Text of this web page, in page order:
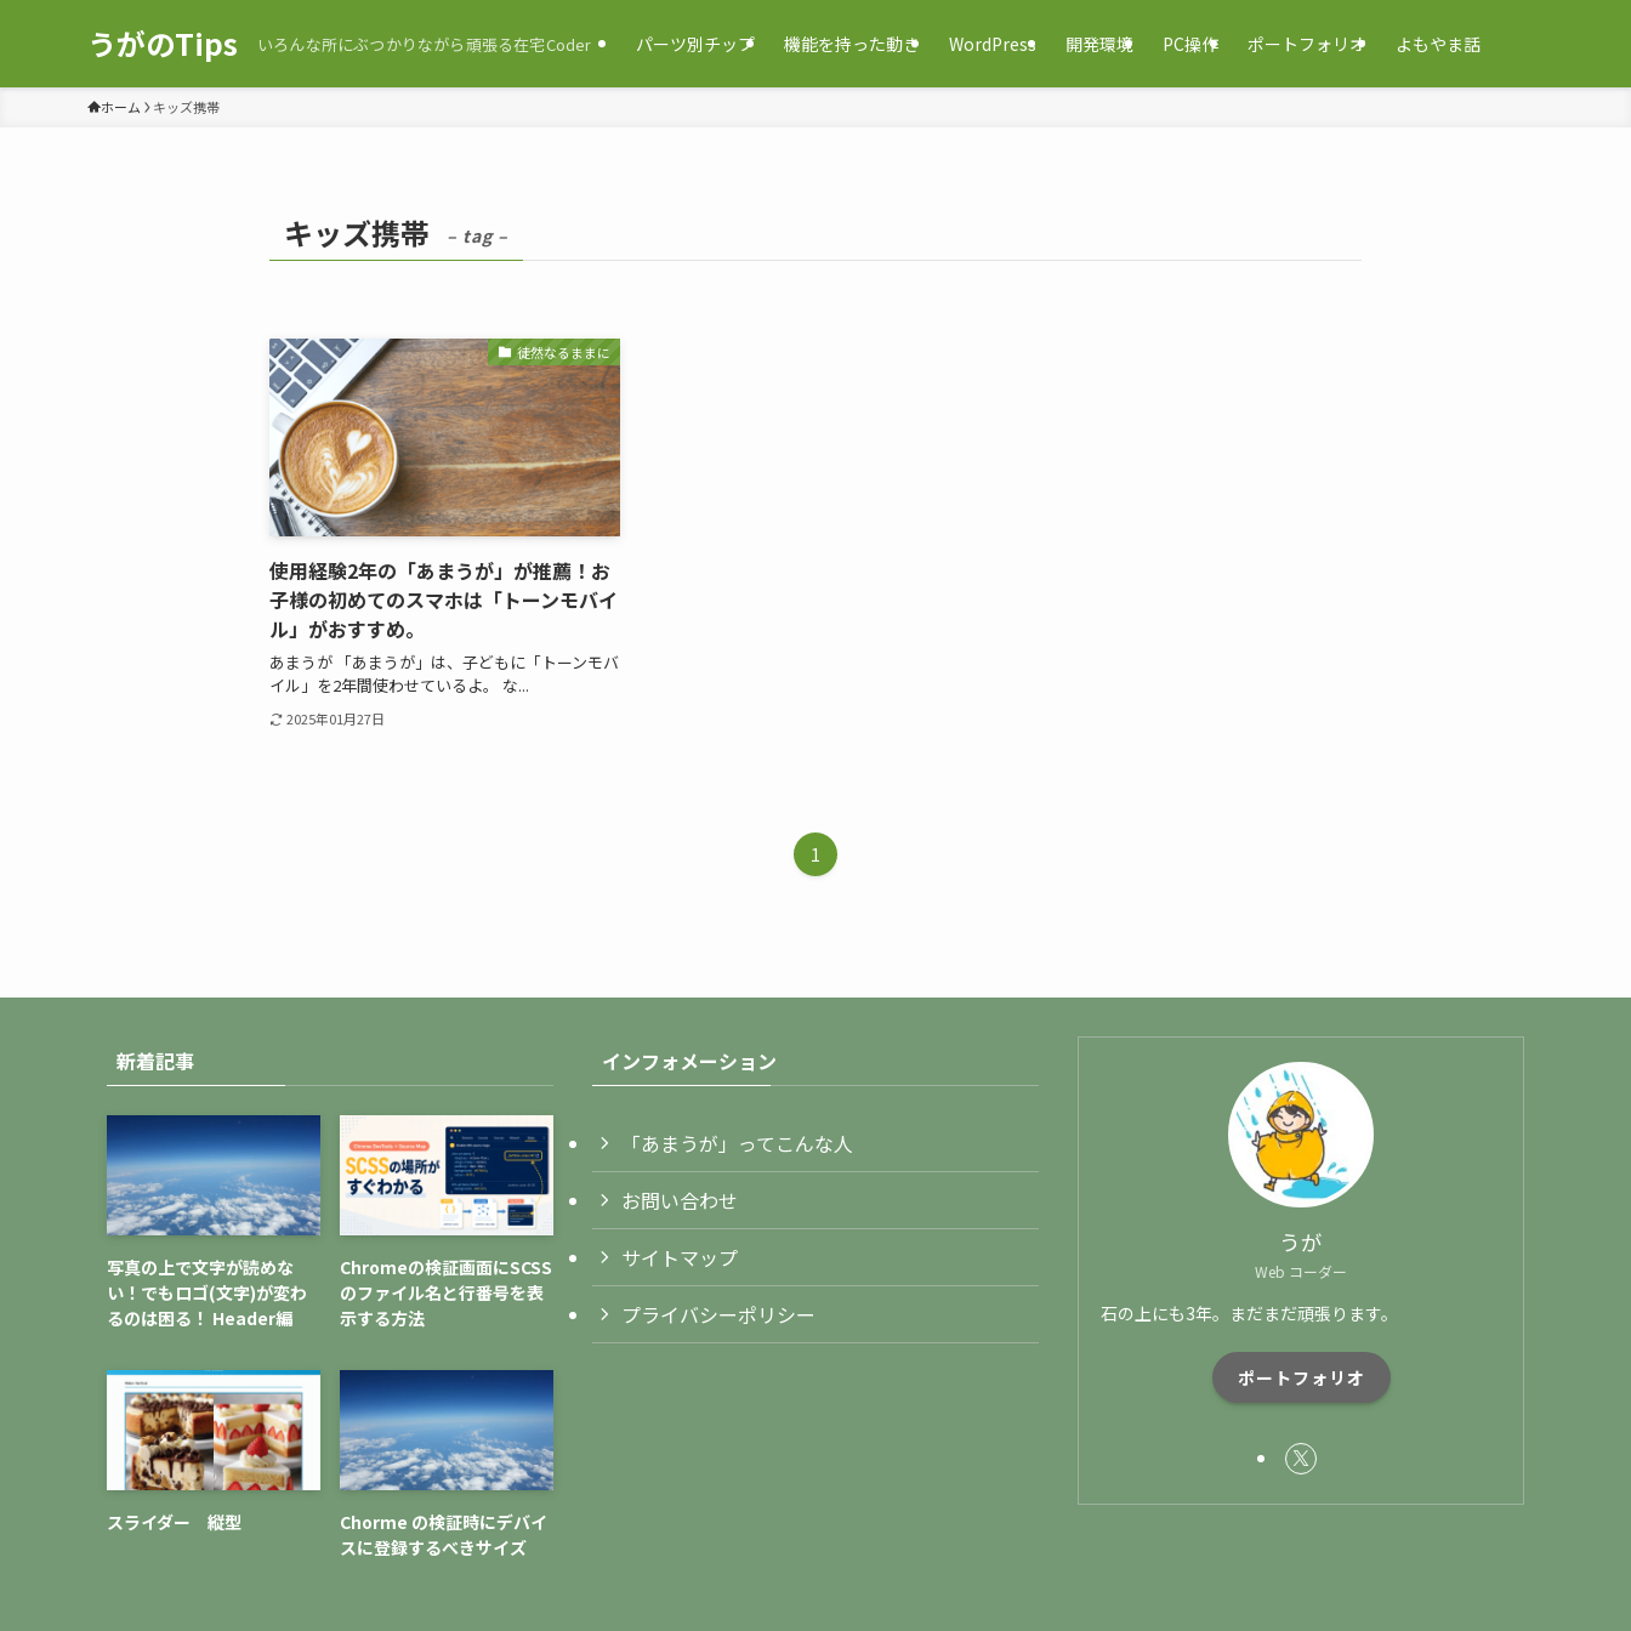
うがのTips いろんな所にぶつかりながら頑張る在宅Coder パーツ別チップ 機能を持った動き WordPress 開発環境 PC操作 ポートフォリオ よもやま話
ホーム キッズ携帯
キッズ携帯 – tag –
徒然なるままに
使用経験2年の「あまうが」が推薦！お
子様の初めてのスマホは「トーンモバイ
ル」がおすすめ。
あまうが 「あまうが」は、子どもに「トーンモバ
イル」を2年間使わせているよ。 な...
2025年01月27日
1
新着記事
写真の上で文字が読めな
い！でもロゴ(文字)が変わ
るのは困る！ Header編
Chromeの検証画面にSCSS
のファイル名と行番号を表
示する方法
スライダー 縦型
Chorme の検証時にデバイ
スに登録するべきサイズ
インフォメーション
「あまうが」ってこんな人
お問い合わせ
サイトマップ
プライバシーポリシー
うが
Web コーダー
石の上にも3年。まだまだ頑張ります。
ポートフォリオ